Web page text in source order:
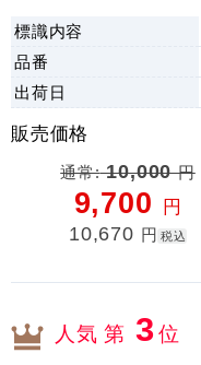
標識内容
品番
出荷日
販売価格
通常:10,000円
9,700 円
10,670 円 税込
人気 第 3位